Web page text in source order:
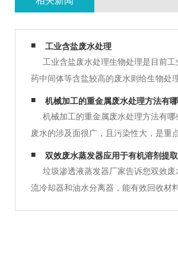
工业含盐废水处理
工业含盐废水处理生物处理是目前
药中间体等含盐较高的废水则给生物处
不具备回收价值，采用其他处理方法
和调节渗透压的重要作用。但盐浓度过
机械加工的重金属废水处理方法有
机械加工的重金属废水处理方法有
废水的涉及面很广，且污染性大，是重
加工重金属废水一般含有镉、铬、铅
解，相反却能在食物链的生物放大作用
双效废水蒸发器应用于有机溶剂提
垃圾渗透液蒸发器厂家告诉您双效
流冷却器和油水分离器，能有效回收材